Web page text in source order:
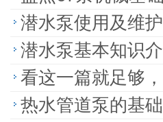
潜水泵使用及维
潜水泵基本知识
看这一篇就足够
热水管道泵的基